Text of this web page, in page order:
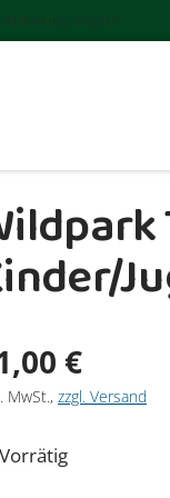
Abholung möglich
€
MwSt., zzgl. Versand
Vorrätig